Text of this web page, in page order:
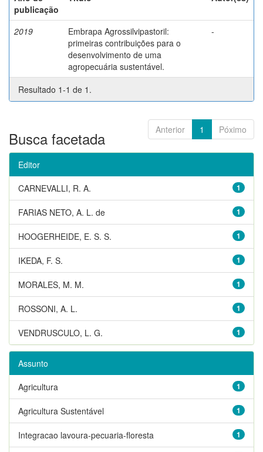
publicação
2019
Embrapa Agrossilvipastoril:
primeiras contribuições para o
desenvolvimento de uma
agropecuária sustentável.
-
Resultado 1-1 de 1.
Anterior 1 Póximo
Busca facetada
Editor
1
CARNEVALLI, R. A.
1
FARIAS NETO, A. L. de
1
HOOGERHEIDE, E. S. S.
1
IKEDA, F. S.
1
MORALES, M. M.
1
ROSSONI, A. L.
1
VENDRUSCULO, L. G.
Assunto
1
Agricultura
1
Agricultura Sustentável
1
Integracao lavoura-pecuaria-floresta